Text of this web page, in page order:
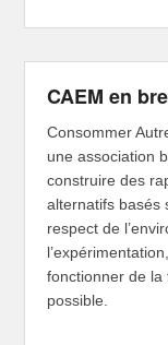
CAEM en
Consommer
une association
construire des
alternatifs basés
respect de
fonctionner de la
possible.